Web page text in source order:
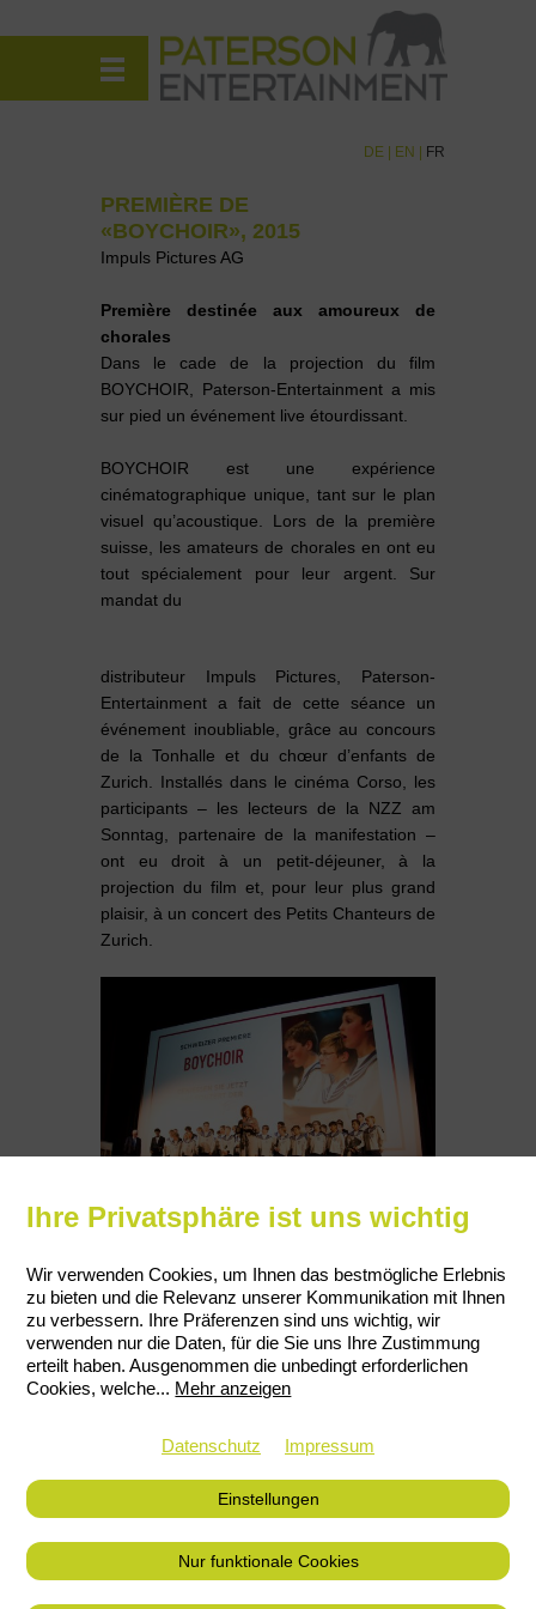
DE EN FR
PREMIÈRE DE
«BOYCHOIR», 2015
Impuls Pictures AG
Première destinée aux amoureux de
chorales
Dans le cade de la projection du film
BOYCHOIR, Paterson-Entertainment a mis
sur pied un événement live étourdissant.
BOYCHOIR est une expérience
cinématographique unique, tant sur le plan
visuel qu’acoustique. Lors de la première
suisse, les amateurs de chorales en ont eu
tout spécialement pour leur argent. Sur
mandat du
distributeur Impuls Pictures, Paterson-
Entertainment a fait de cette séance un
événement inoubliable, grâce au concours
de la Tonhalle et du chœur d’enfants de
Zurich. Installés dans le cinéma Corso, les
participants – les lecteurs de la NZZ am
Sonntag, partenaire de la manifestation –
ont eu droit à un petit-déjeuner, à la
projection du film et, pour leur plus grand
plaisir, à un concert des Petits Chanteurs de
Zurich.
Ihre Privatsphäre ist uns wichtig
Wir verwenden Cookies, um Ihnen das bestmögliche Erlebnis
zu bieten und die Relevanz unserer Kommunikation mit Ihnen
zu verbessern. Ihre Präferenzen sind uns wichtig, wir
verwenden nur die Daten, für die Sie uns Ihre Zustimmung
erteilt haben. Ausgenommen die unbedingt erforderlichen
Cookies, welche... Mehr anzeigen
Datenschutz Impressum
Einstellungen
Nur funktionale Cookies